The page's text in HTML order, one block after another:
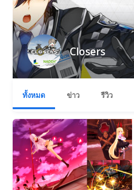
Closers
ทั้งหมด ข่าว รีวิว